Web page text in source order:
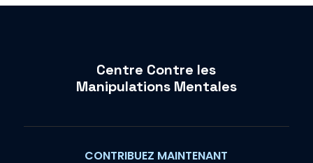
Centre Contre les
Manipulations Mentales
CONTRIBUEZ MAINTENANT